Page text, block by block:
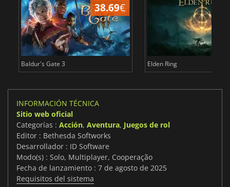
38.69€
Baldur's Gate 3 Elden Ring
INFORMACIÓN TÉCNICA
Sitio web oficial
Categorías : Acción, Aventura, Juegos de rol
Editor : Bethesda Softworks
Desarrollador : ID Software
Modo(s) : Solo, Multiplayer, Cooperação
Fecha de lanzamiento : 7 de agosto de 2025
Requisitos del sistema